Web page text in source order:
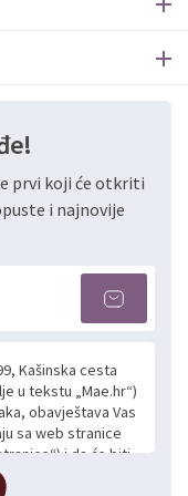
prvi koji će otkriti
i najnovije
Kašinska cesta
u tekstu „Mae.hr“)
obavještava Vas
sa web stranice
i da će biti
se da